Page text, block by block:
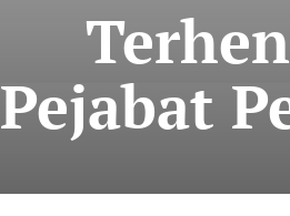
Pejabat